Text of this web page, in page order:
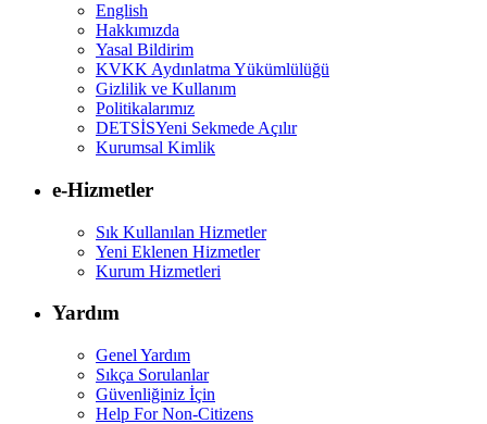
English
Hakkımızda
Yasal Bildirim
KVKK Aydınlatma Yükümlülüğü
Gizlilik ve Kullanım
Politikalarımız
DETSİSYeni Sekmede Açılır
Kurumsal Kimlik
e-Hizmetler
Sık Kullanılan Hizmetler
Yeni Eklenen Hizmetler
Kurum Hizmetleri
Yardım
Genel Yardım
Sıkça Sorulanlar
Güvenliğiniz İçin
Help For Non-Citizens